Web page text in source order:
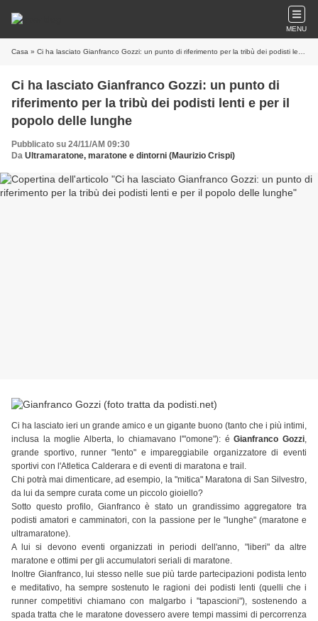
MENU
Casa » Ci ha lasciato Gianfranco Gozzi: un punto di riferimento per la tribù dei podisti lenti e per il popolo delle lunghe
Ci ha lasciato Gianfranco Gozzi: un punto di
riferimento per la tribù dei podisti lenti e per il
popolo delle lunghe
Pubblicato su 24/11/AM 09:30
Da Ultramaratone, maratone e dintorni (Maurizio Crispi)
Ci ha lasciato ieri un grande amico e un gigante buono (tanto che i più intimi,
inclusa la moglie Alberta, lo chiamavano l'"omone"): éGianfranco Gozzi,
grande sportivo, runner "lento" e impareggiabile organizzatore di eventi
sportivi con l'Atletica Calderara e di eventi di maratona e trail.
Chi potrà mai dimenticare, ad esempio, la "mitica" Maratona di San Silvestro,
da lui da sempre curata come un piccolo gioiello?
Sotto questo profilo, Gianfranco è stato un grandissimo aggregatore tra
podisti amatori e camminatori, con la passione per le "lunghe" (maratone e
ultramaratone).
A lui si devono eventi organizzati in periodi dell'anno, "liberi" da altre
maratone e ottimi per gli accumulatori seriali di maratone.
Inoltre Gianfranco, lui stesso nelle sue più tarde partecipazioni podista lento
e meditativo, ha sempre sostenuto le ragioni dei podisti lenti (quelli che i
runner competitivi chiamano con malgarbo i "tapascioni"), sostenendo a
spada tratta che le maratone dovessero avere tempi massimi di percorrenza